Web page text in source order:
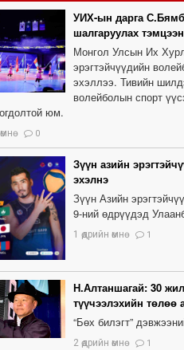
УИХ-ын дарга
шалгаруулах
Монгол Улсын Их
эрэгтэйчүүдийн
эхэллээ. Тивийн
волейболын спорт
юм.
0
Зүүн азийн
эхэлнэ
Зүүн Азийн
9-ний өдрүүдэд
1 өдрийн өмнө 1
Н.Алтаншагай: 30
түүчээлэхийн төлөө
“Бөх билэгт”
2 өдрийн өмнө 1